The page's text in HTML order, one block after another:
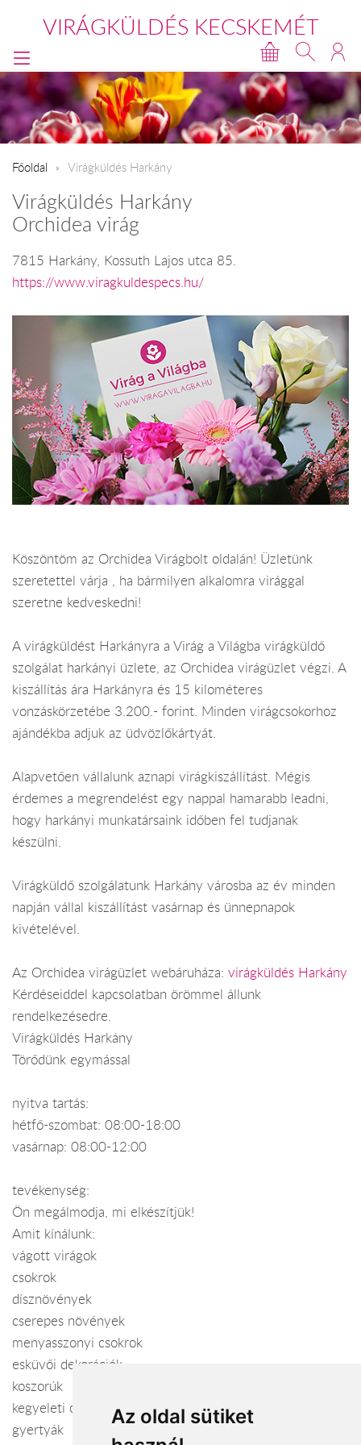
Az oldal sütiket
VIRÁGKÜLDÉS KECSKEMÉT
Főoldal Virágküldés Harkány
Virágküldés Harkány
Orchidea virág
7815 Harkány, Kossuth Lajos utca 85.
https://www.viragkuldespecs.hu/
Köszöntöm az Orchidea Virágbolt oldalán! Üzletünk
szeretettel várja , ha bármilyen alkalomra virággal
szeretne kedveskedni!
A virágküldést Harkányra a Virág a Világba virágküldő
szolgálat harkányi üzlete, az Orchidea virágüzlet végzi. A
kiszállítás ára Harkányra és 15 kilométeres
vonzáskörzetébe 3.200.- forint. Minden virágcsokorhoz
ajándékba adjuk az üdvözlőkártyát.
Alapvetően vállalunk aznapi virágkiszállítást. Mégis
érdemes a megrendelést egy nappal hamarabb leadni,
hogy harkányi munkatársaink időben fel tudjanak
készülni.
Virágküldő szolgálatunk Harkány városba az év minden
napján vállal kiszállítást vasárnap és ünnepnapok
kivételével.
Az Orchidea virágüzlet webáruháza: virágküldés Harkány
Kérdéseiddel kapcsolatban örömmel állunk
rendelkezésedre.
Virágküldés Harkány
Törődünk egymással
nyitva tartás:
hétfő-szombat: 08:00-18:00
vasárnap: 08:00-12:00
tevékenység:
Ön megálmodja, mi elkészítjük!
Amit kínálunk:
vágott virágok
csokrok
dísznövények
cserepes növények
menyasszonyi csokrok
esküvői dekorációk
koszorúk
kegyeleti csokrok
gyertyák